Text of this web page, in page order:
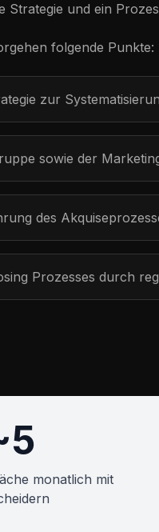
Strategie und ein
folgende Punkte:
zur
sowie der
des
Prozesses durch
monatlich mit